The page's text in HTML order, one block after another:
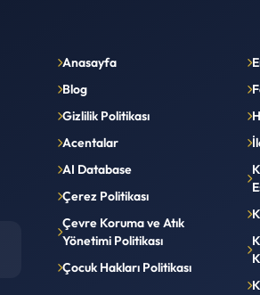
Anasayfa
Blog
Gizlilik Politikası
Acentalar
AI Database
Çerez Politikası
Çevre Koruma ve Atık
Yönetimi Politikası
Çocuk Hakları Politikası